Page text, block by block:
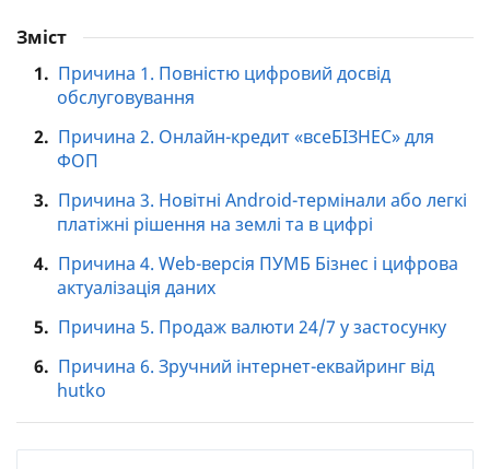
Зміст
1. Причина 1. Повністю цифровий досвід
обслуговування
2. Причина 2. Онлайн-кредит «всеБІЗНЕС» для
ФОП
3. Причина 3. Новітні Android-термінали або легкі
платіжні рішення на землі та в цифрі
4. Причина 4. Web-версія ПУМБ Бізнес і цифрова
актуалізація даних
5. Причина 5. Продаж валюти 24/7 у застосунку
6. Причина 6. Зручний інтернет-еквайринг від
hutko